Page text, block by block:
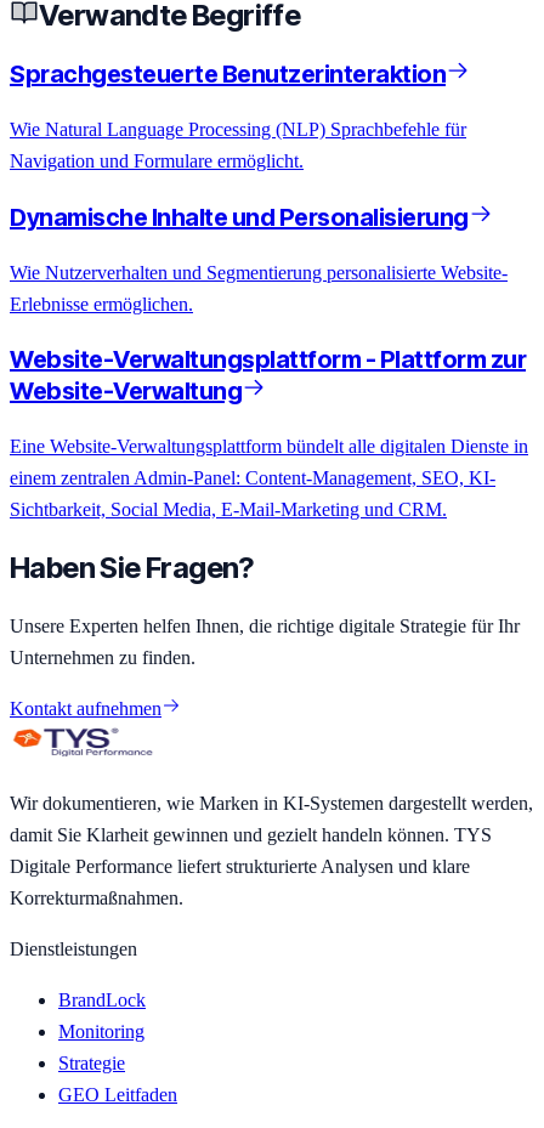
Verwandte Begriffe
Sprachgesteuerte Benutzerinteraktion
Wie Natural Language Processing (NLP) Sprachbefehle für
Navigation und Formulare ermöglicht.
Dynamische Inhalte und Personalisierung
Wie Nutzerverhalten und Segmentierung personalisierte Website-
Erlebnisse ermöglichen.
Website-Verwaltungsplattform - Plattform zur
Website-Verwaltung
Eine Website-Verwaltungsplattform bündelt alle digitalen Dienste in
einem zentralen Admin-Panel: Content-Management, SEO, KI-
Sichtbarkeit, Social Media, E-Mail-Marketing und CRM.
Haben Sie Fragen?
Unsere Experten helfen Ihnen, die richtige digitale Strategie für Ihr
Unternehmen zu finden.
Kontakt aufnehmen
Wir dokumentieren, wie Marken in KI-Systemen dargestellt werden,
damit Sie Klarheit gewinnen und gezielt handeln können. TYS
Digitale Performance liefert strukturierte Analysen und klare
Korrekturmaßnahmen.
Dienstleistungen
BrandLock
Monitoring
Strategie
GEO Leitfaden